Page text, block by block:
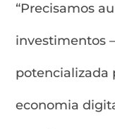
“Precisamos
investimentos
potencializada
economia